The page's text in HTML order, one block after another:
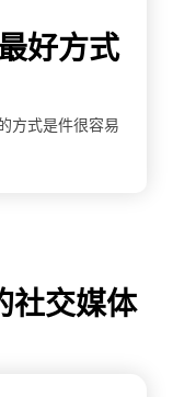
好方式
方式是件很容易
社交媒体